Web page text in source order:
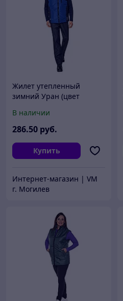
Жилет утепленный
зимний Уран (цвет
В наличии
286.50 руб.
Купить
Интернет-магазин | VM
г. Могилев